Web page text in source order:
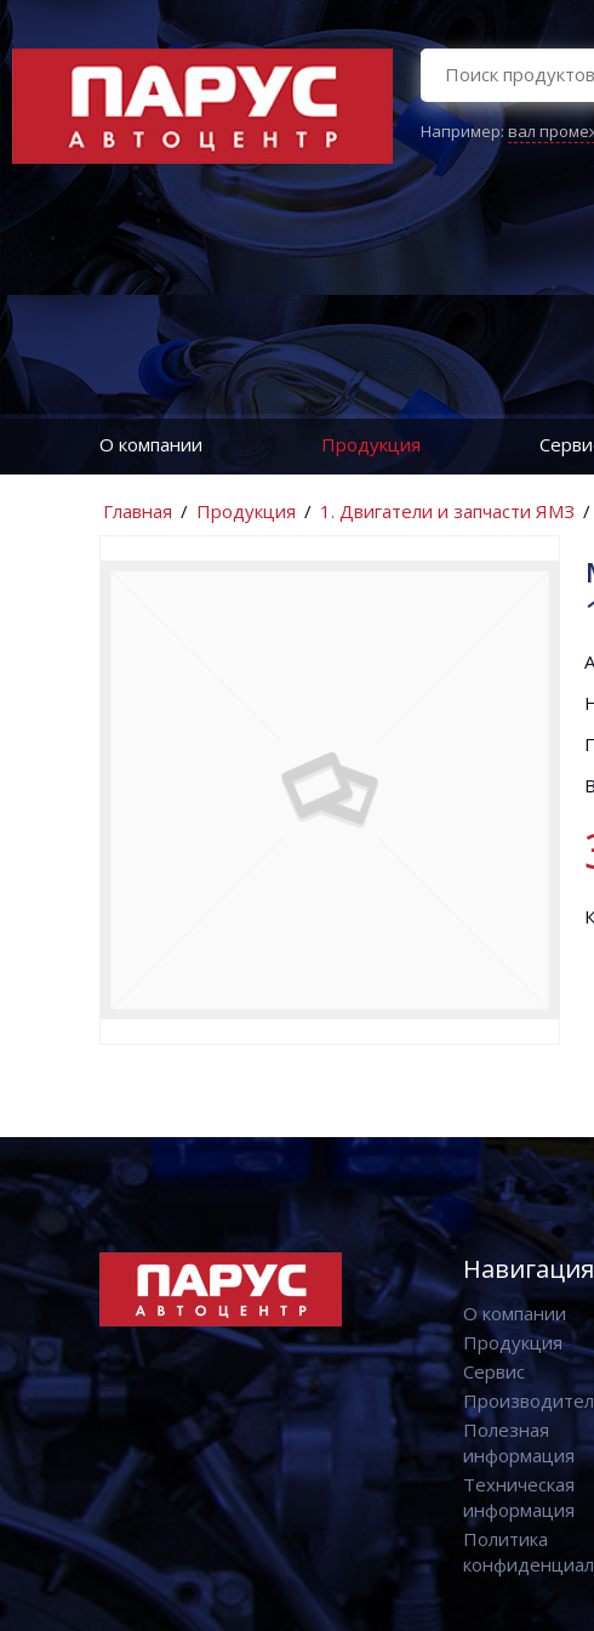
Например:вал
О компании Продукция
Главная / Продукция / 1. Двигатели и запчасти ЯМЗ /
Навигация
О компании
Продукция
Сервис
Полезная
информация
Техническая
информация
Политика